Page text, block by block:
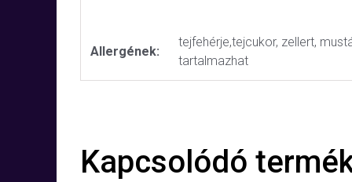
Allergének:
tejfehérje,tejcukor, zellert,
tartalmazhat
Kapcsolódó